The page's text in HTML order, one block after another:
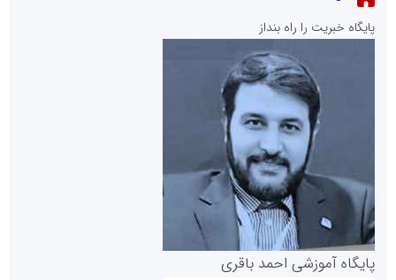
پایگاه خبریت را راه بنداز
پایگاه آموزشی احمد باقری